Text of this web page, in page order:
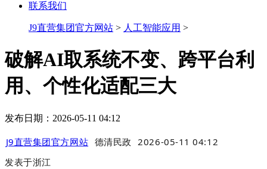
联系我们
J9直营集团官方网站 > 人工智能应用 >
破解AI取系统不变、跨平台利
用、个性化适配三大
发布日期：2026-05-11 04:12
J9直营集团官方网站 德清民政
2026-05-11 04:12
发表于浙江